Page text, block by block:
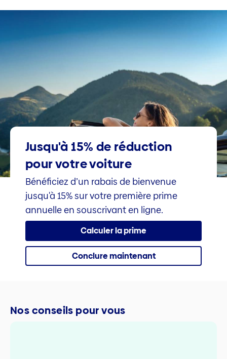
Jusqu'à 15% de réduction
pour votre voiture
Bénéficiez d’un rabais de bienvenue
jusqu'à 15% sur votre première prime
annuelle en souscrivant en ligne.
Calculer la prime
Conclure maintenant
Nos conseils pour vous